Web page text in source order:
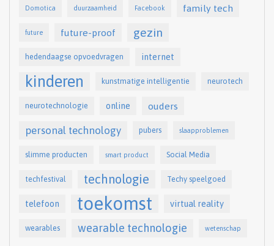
Domotica duurzaamheid Facebook family tech
future future-proof gezin
hedendaagse opvoedvragen internet
kinderen kunstmatige intelligentie neurotech
neurotechnologie online ouders
personal technology pubers slaapproblemen
slimme producten smart product Social Media
techfestival technologie Techy speelgoed
telefoon toekomst virtual reality
wearables wearable technologie wetenschap